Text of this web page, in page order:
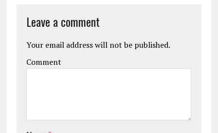
Leave a comment
Your email address will not be published.
Comment